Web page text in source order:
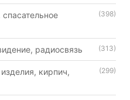
(398)
радиосвязь (313)
кирпич,
(299)